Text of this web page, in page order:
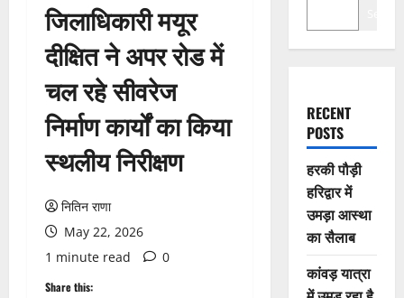
जिलाधिकारी मयूर
दीक्षित ने अपर रोड में
चल रहे सीवरेज
निर्माण कार्यों का किया
स्थलीय निरीक्षण
नितिन राणा
May 22, 2026
1 minute read
0
Share this:
RECENT
POSTS
हरकी पौड़ी
हरिद्वार में
उमड़ा आस्था
का सैलाब
कांवड़ यात्रा